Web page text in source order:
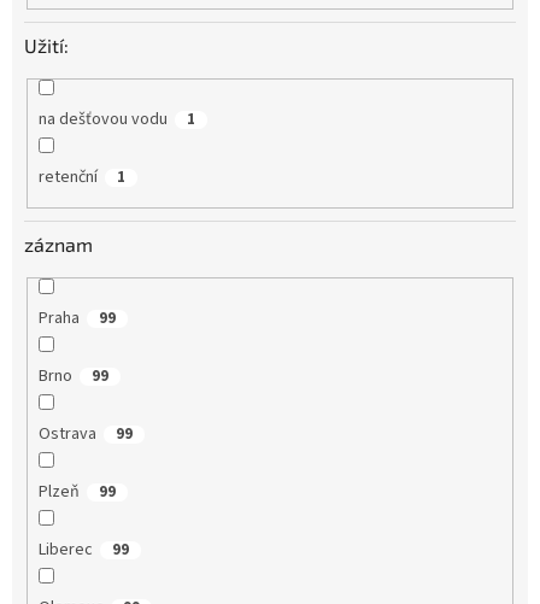
Užití:
na dešťovou vodu 1
retenční 1
záznam
Praha 99
Brno 99
Ostrava 99
Plzeň 99
Liberec 99